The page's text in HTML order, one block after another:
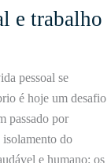
e trabalho
pessoal se
é hoje um desafio
passado por
do
e humano: os